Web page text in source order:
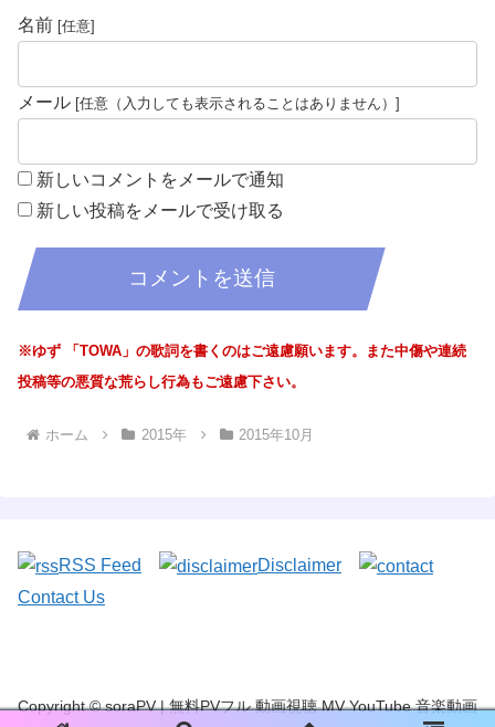
名前
メール
新しいコメントをメールで通知
新しい投稿をメールで受け取る
※ゆず 「TOWA」の歌詞を書くのはご遠慮願います。また中傷や連続
投稿等の悪質な荒らし行為もご遠慮下さい。
ホーム 2015年 2015年10月
RSS Feed
Disclaimer
Contact Us
Copyright © soraPV | 無料PVフル 動画視聴 MV YouTube 音楽動画